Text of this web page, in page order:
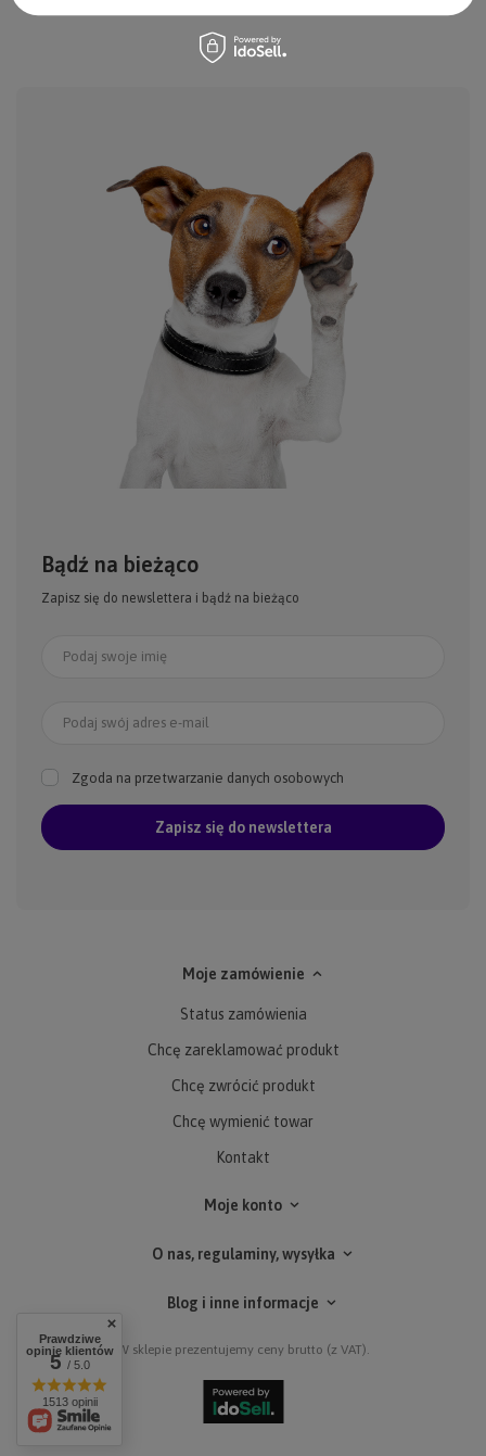
Bądź na bieżąco
Zapisz się do newslettera i bądź na bieżąco
Podaj swoje imię
Podaj swój adres e-mail
Zgoda na przetwarzanie danych osobowych
Zapisz się do newslettera
Moje zamówienie
Status zamówienia
Chcę zareklamować produkt
Chcę zwrócić produkt
Chcę wymienić towar
Kontakt
Moje konto
O nas, regulaminy, wysyłka
Blog i inne informacje
W sklepie prezentujemy ceny brutto (z VAT).
Prawdziwe
opinie klientów
5/ 5.0
1513 opinii